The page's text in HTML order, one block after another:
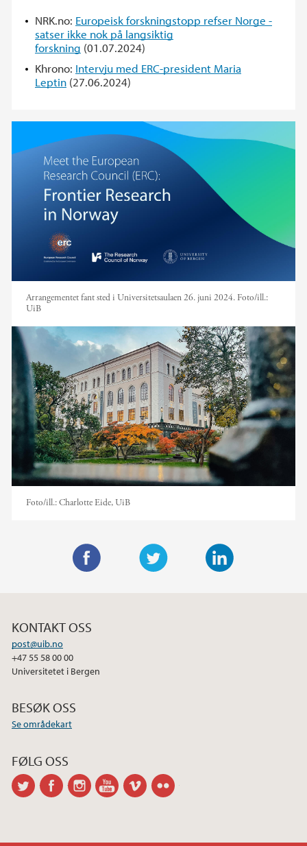
NRK.no: Europeisk forskningstopp refser Norge -
satser ikke nok på langsiktig
forskning (01.07.2024)
Khrono: Intervju med ERC-president Maria
Leptin(27.06.2024)
Arrangementet fant sted i Universitetsaulaen 26. juni 2024. Foto/ill.:
UiB
Foto/ill.:Charlotte Eide, UiB
e
o
k
KONTAKT OSS
post@uib.no
+47 55 58 00 00
Universitetet i Bergen
BESØK OSS
Se områdekart
FØLG OSS
twitter facebookinstagramyoutubevimeo